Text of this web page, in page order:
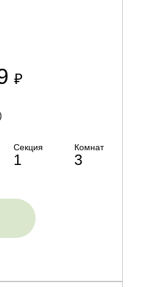
₽
Секция
1
Комнат
3